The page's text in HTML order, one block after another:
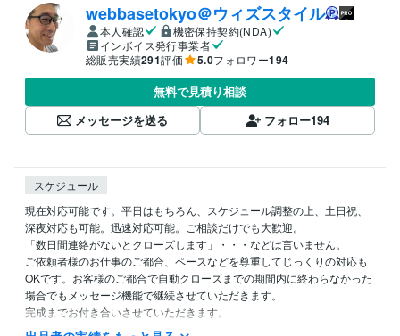
webbasetokyo＠ウィズスタイル
本人確認
機密保持契約(NDA)
インボイス発行事業者
総販売実績291評価 5.0フォロワー194
無料で見積り相談
メッセージを送る
フォロー194
スケジュール
現在対応可能です。平日はもちろん、スケジュール調整の上、土日祝、
深夜対応も可能。迅速対応可能。ご相談だけでも大歓迎。
「数日間連絡がないとクローズします」・・・などは言いません。
ご依頼者様のお仕事のご都合、ペースなどを尊重してじっくりの対応も
OKです。お客様のご都合で自動クローズまでの期間内に終わらなかった
場合でもメッセージ機能で継続させていただきます。
完成までお付き合いさせていただきます。